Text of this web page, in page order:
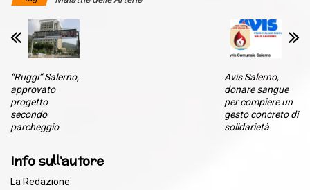
“Ruggi” Salerno,
approvato
progetto
secondo
parcheggio
Avis Salerno,
donare sangue
per compiere un
gesto concreto di
solidarietà
Info sull'autore
La Redazione